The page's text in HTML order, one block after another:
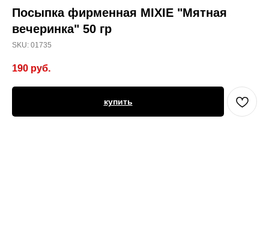
Посыпка фирменная MIXIE "Мятная
вечеринка" 50 гр
SKU: 01735
190 руб.
купить